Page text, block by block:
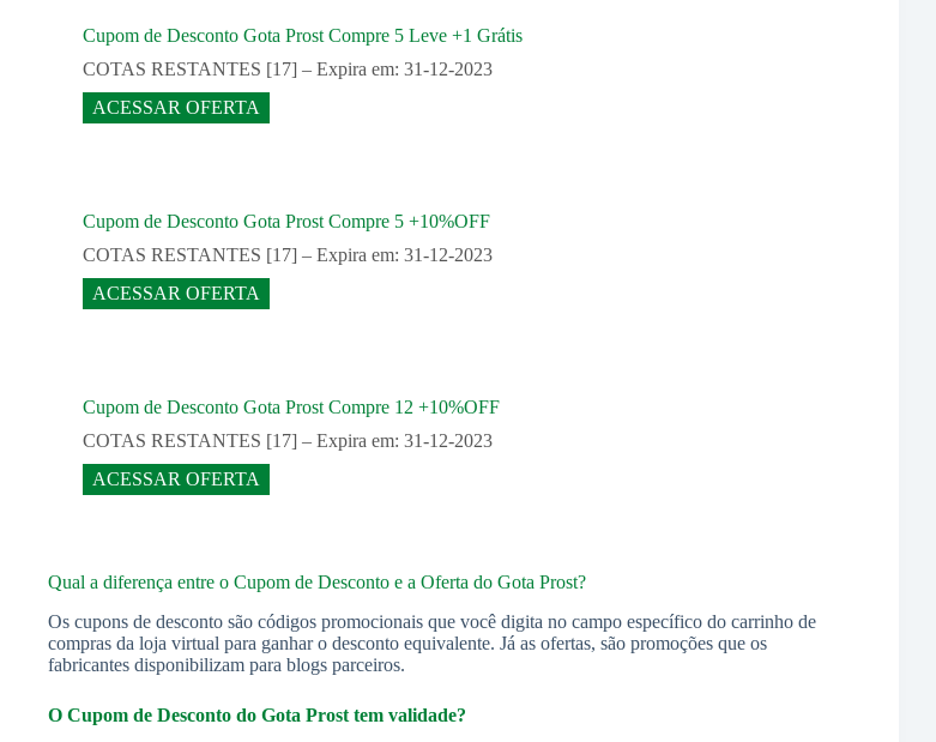
Cupom de Desconto Gota Prost Compre 5 Leve +1 Grátis
COTAS RESTANTES [17] – Expira em: 31-12-2023
ACESSAR OFERTA
Cupom de Desconto Gota Prost Compre 5 +10%OFF
COTAS RESTANTES [17] – Expira em: 31-12-2023
ACESSAR OFERTA
Cupom de Desconto Gota Prost Compre 12 +10%OFF
COTAS RESTANTES [17] – Expira em: 31-12-2023
ACESSAR OFERTA
Qual a diferença entre o Cupom de Desconto e a Oferta do Gota Prost?
Os cupons de desconto são códigos promocionais que você digita no campo específico do carrinho de
compras da loja virtual para ganhar o desconto equivalente. Já as ofertas, são promoções que os
fabricantes disponibilizam para blogs parceiros.
O Cupom de Desconto do Gota Prost tem validade?